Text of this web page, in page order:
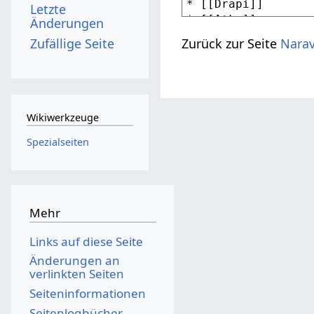
Zurück zur Seite
Letzte
Änderungen
Zufällige Seite
Wikiwerkzeuge
Spezialseiten
Mehr
Links auf diese Seite
Änderungen an
verlinkten Seiten
Seiten­­informationen